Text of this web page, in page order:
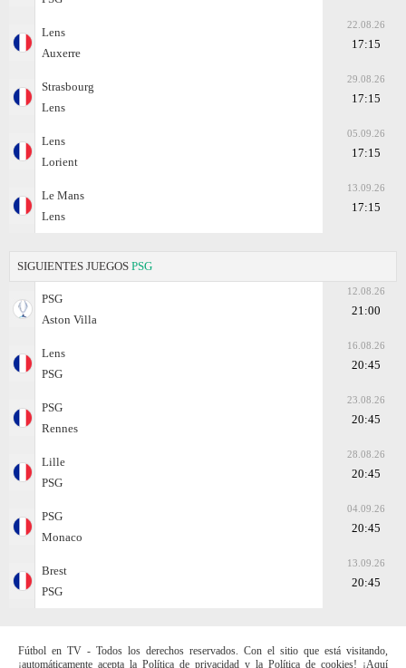
Lens
Auxerre
22.08.26
17:15
Strasbourg
Lens
29.08.26
17:15
Lens
Lorient
05.09.26
17:15
Le Mans
Lens
13.09.26
17:15
SIGUIENTES JUEGOS PSG
PSG
Aston Villa
12.08.26
21:00
Lens
PSG
16.08.26
20:45
PSG
Rennes
23.08.26
20:45
Lille
PSG
28.08.26
20:45
PSG
Monaco
04.09.26
20:45
Brest
PSG
13.09.26
20:45
Fútbol en TV - Todos los derechos reservados. Con el sitio que está visitando,
¡automáticamente acepta la Política de privacidad y la Política de cookies! ¡Aquí